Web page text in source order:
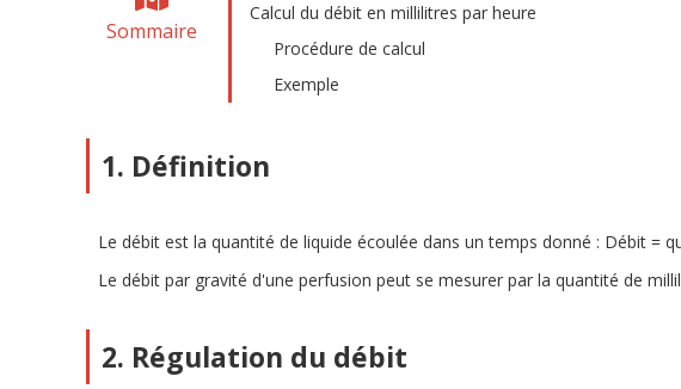
Sommaire
Calcul du débit en millilitres par heure
Procédure de calcul
Exemple
1. Définition
Le débit est la quantité de liquide écoulée dans un temps donné : Débit =
Le débit par gravité d'une perfusion peut se mesurer par la quantité de
2. Régulation du débit